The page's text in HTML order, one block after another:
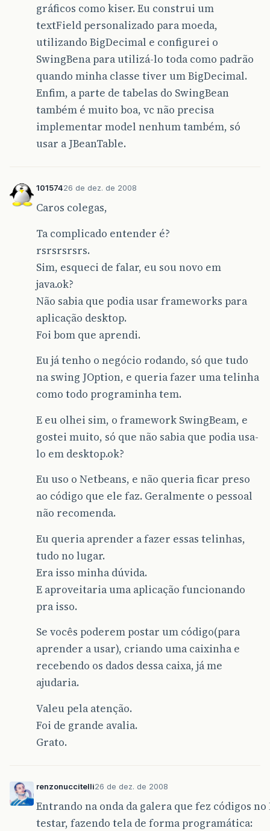
gráficos como kiser. Eu construi um
textField personalizado para moeda,
utilizando BigDecimal e configurei o
SwingBena para utilizá-lo toda como padrão
quando minha classe tiver um BigDecimal.
Enfim, a parte de tabelas do SwingBean
também é muito boa, vc não precisa
implementar model nenhum também, só
usar a JBeanTable.
10157426 de dez. de 2008
Caros colegas,
Ta complicado entender é?
rsrsrsrsrs.
Sim, esqueci de falar, eu sou novo em
java.ok?
Não sabia que podia usar frameworks para
aplicação desktop.
Foi bom que aprendi.
Eu já tenho o negócio rodando, só que tudo
na swing JOption, e queria fazer uma telinha
como todo programinha tem.
E eu olhei sim, o framework SwingBeam, e
gostei muito, só que não sabia que podia usa-
lo em desktop.ok?
Eu uso o Netbeans, e não queria ficar preso
ao código que ele faz. Geralmente o pessoal
não recomenda.
Eu queria aprender a fazer essas telinhas,
tudo no lugar.
Era isso minha dúvida.
E aproveitaria uma aplicação funcionando
pra isso.
Se vocês poderem postar um código(para
aprender a usar), criando uma caixinha e
recebendo os dados dessa caixa, já me
ajudaria.
Valeu pela atenção.
Foi de grande avalia.
Grato.
renzonuccitelli26 de dez. de 2008
Entrando na onda da galera que fez códigos
testar, fazendo tela de forma programática: